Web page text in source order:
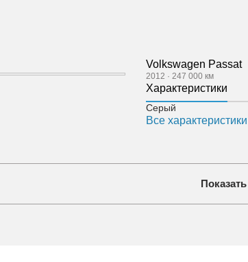
Volkswagen Passat
2012 · 247 000 км
Характеристики
Серый
Все характеристики